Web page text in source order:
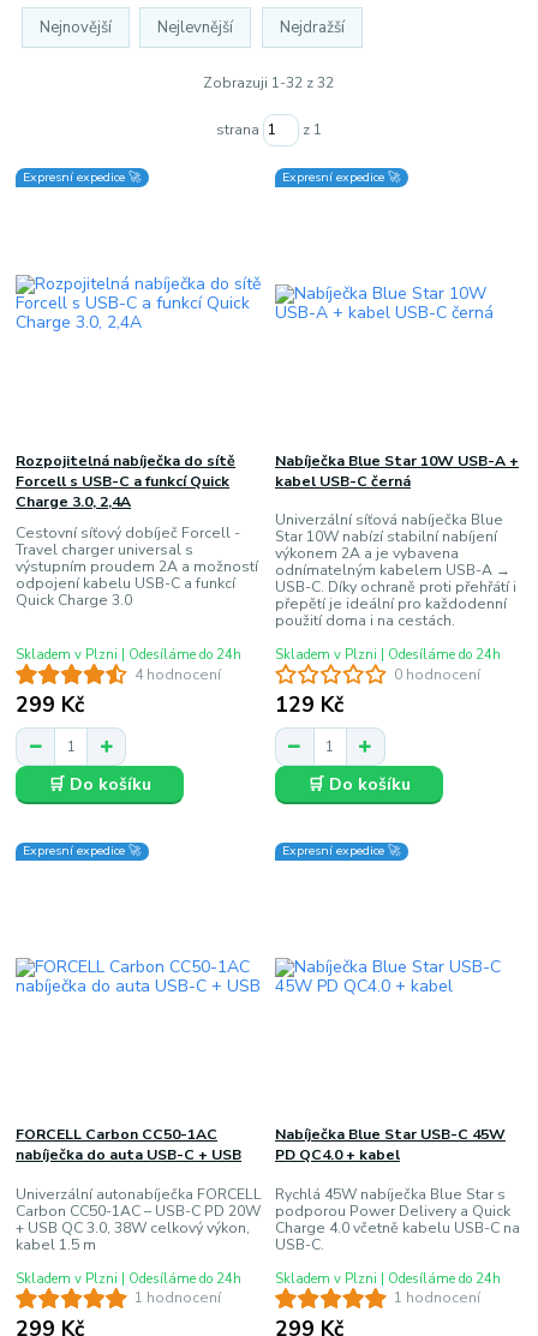
Nejnovější Nejlevnější Nejdražší
Zobrazuji 1-32 z 32
strana z 1
Expresní expedice 🚀
4 hodnocení
Rozpojitelná nabíječka do sítě
Forcell s USB-C a funkcí Quick
Charge 3.0, 2,4A
Cestovní síťový dobíječ Forcell -
Travel charger universal s
výstupním proudem 2A a možností
odpojení kabelu USB-C a funkcí
Quick Charge 3.0
299 Kč
Skladem v Plzni | Odesíláme do 24h
🛒 Do košíku
Expresní expedice 🚀
0 hodnocení
Nabíječka Blue Star 10W USB-A +
kabel USB-C černá
Univerzální síťová nabíječka Blue
Star 10W nabízí stabilní nabíjení
výkonem 2A a je vybavena
odnímatelným kabelem USB-A →
USB-C. Díky ochraně proti přehřátí i
přepětí je ideální pro každodenní
použití doma i na cestách.
129 Kč
Skladem v Plzni | Odesíláme do 24h
🛒 Do košíku
Expresní expedice 🚀
1 hodnocení
FORCELL Carbon CC50-1AC
nabíječka do auta USB-C + USB
Univerzální autonabíječka FORCELL
Carbon CC50-1AC – USB-C PD 20W
+ USB QC 3.0, 38W celkový výkon,
kabel 1.5 m
299 Kč
Skladem v Plzni | Odesíláme do 24h
Expresní expedice 🚀
1 hodnocení
Nabíječka Blue Star USB-C 45W
PD QC4.0 + kabel
Rychlá 45W nabíječka Blue Star s
podporou Power Delivery a Quick
Charge 4.0 včetně kabelu USB-C na
USB-C.
299 Kč
Skladem v Plzni | Odesíláme do 24h